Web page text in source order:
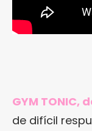
GYM TONIC,
de difícil